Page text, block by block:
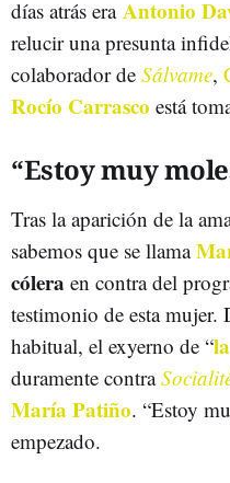
días atrás era Antonio
relucir una presunta
colaborador de Sálvame,
Rocío Carrasco está
“Estoy muy
Tras la aparición de la
sabemos que se llama
cólera en contra del
testimonio de esta mujer.
habitual, el exyerno de “
duramente contra
María Patiño. “Estoy
empezado.